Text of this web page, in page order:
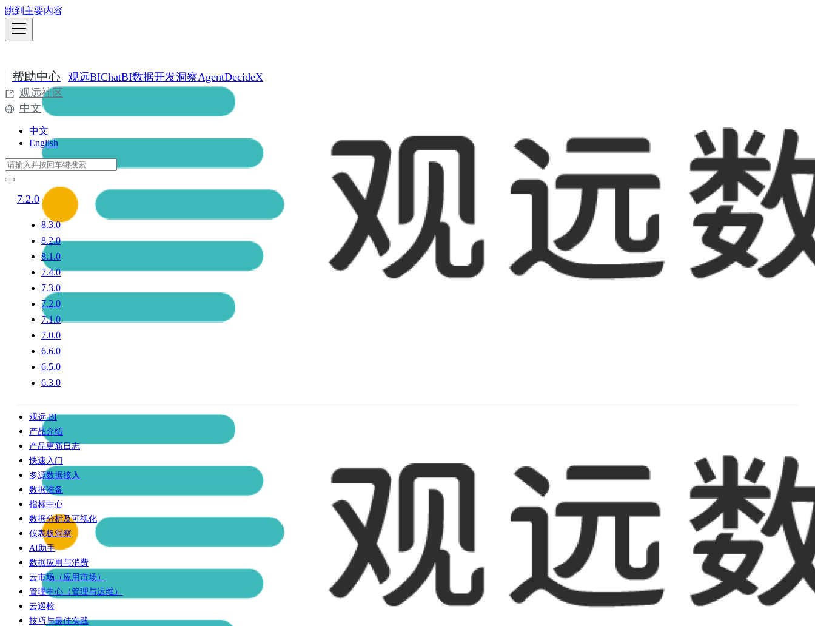
跳到主要内容
帮助中心 观远BIChatBI数据开发洞察AgentDecideX
观远社区
中文
中文
English
7.2.0
8.3.0
8.2.0
8.1.0
7.4.0
7.3.0
7.2.0
7.1.0
7.0.0
6.6.0
6.5.0
6.3.0
观远 BI
产品介绍
产品更新日志
快速入门
多源数据接入
数据准备
指标中心
数据分析及可视化
仪表板洞察
AI助手
数据应用与消费
云市场（应用市场）
管理中心（管理与运维）
云巡检
技巧与最佳实践